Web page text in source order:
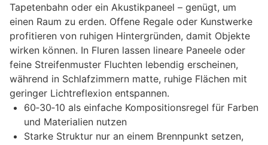
Tapetenbahn oder ein Akustikpaneel – genügt, um
einen Raum zu erden. Offene Regale oder Kunstwerke
profitieren von ruhigen Hintergründen, damit Objekte
wirken können. In Fluren lassen lineare Paneele oder
feine Streifenmuster Fluchten lebendig erscheinen,
während in Schlafzimmern matte, ruhige Flächen mit
geringer Lichtreflexion entspannen.
60‑30‑10 als einfache Kompositionsregel für Farben
und Materialien nutzen
Starke Struktur nur an einem Brennpunkt setzen,